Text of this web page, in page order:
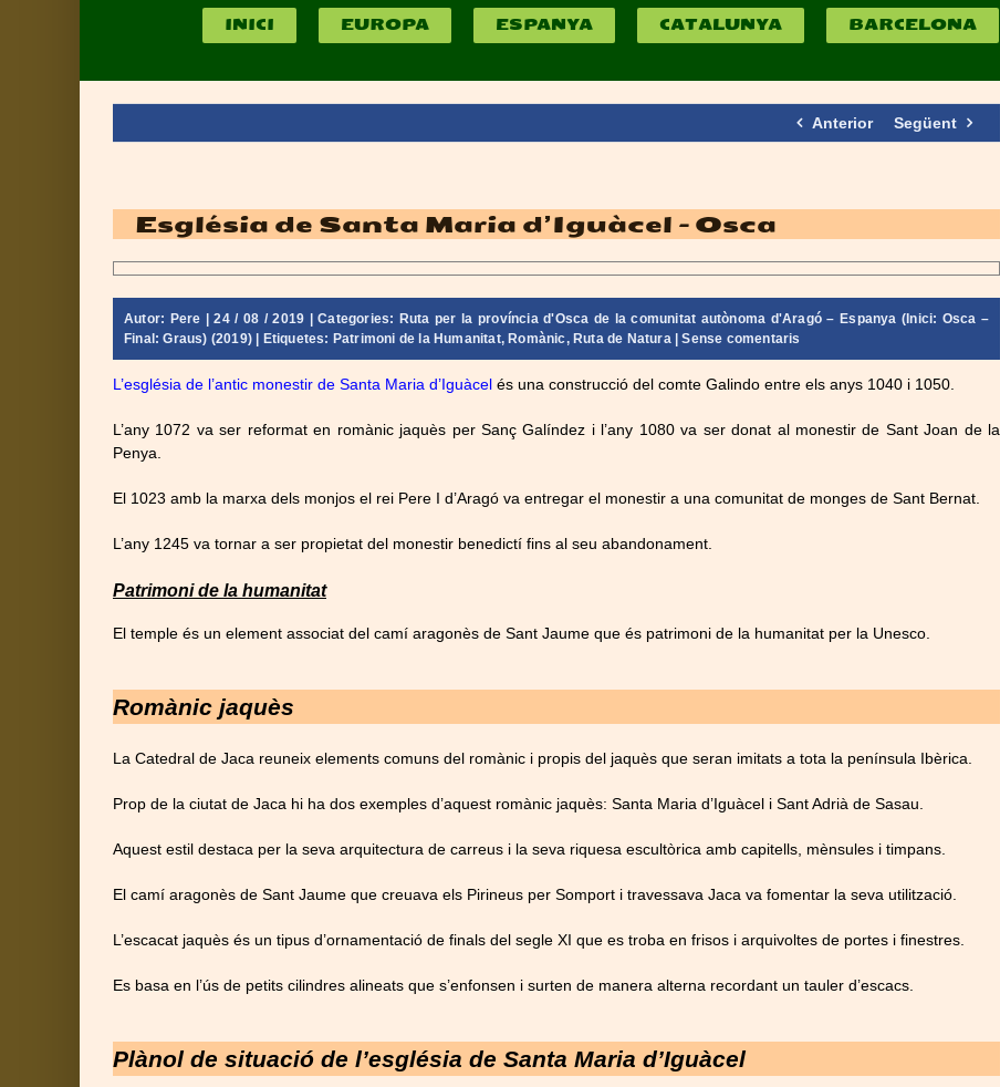
INICI EUROPA ESPANYA CATALUNYA BARCELONA
Anterior Següent
Església de Santa Maria d’Iguàcel – Osca
Autor: Pere | 24 / 08 / 2019 | Categories: Ruta per la província d'Osca de la comunitat autònoma d'Aragó – Espanya (Inici: Osca –
Final: Graus) (2019) | Etiquetes: Patrimoni de la Humanitat, Romànic, Ruta de Natura|Sense comentaris
L’església de l’antic monestir de Santa Maria d’Iguàcel és una construcció del comte Galindo entre els anys 1040 i 1050.
L’any 1072 va ser reformat en romànic jaquès per Sanç Galíndez i l’any 1080 va ser donat al monestir de Sant Joan de la
Penya.
El 1023 amb la marxa dels monjos el rei Pere I d’Aragó va entregar el monestir a una comunitat de monges de Sant Bernat.
L’any 1245 va tornar a ser propietat del monestir benedictí fins al seu abandonament.
Patrimoni de la humanitat
El temple és un element associat del camí aragonès de Sant Jaume que és patrimoni de la humanitat per la Unesco.
Romànic jaquès
La Catedral de Jaca reuneix elements comuns del romànic i propis del jaquès que seran imitats a tota la península Ibèrica.
Prop de la ciutat de Jaca hi ha dos exemples d’aquest romànic jaquès: Santa Maria d’Iguàcel i Sant Adrià de Sasau.
Aquest estil destaca per la seva arquitectura de carreus i la seva riquesa escultòrica amb capitells, mènsules i timpans.
El camí aragonès de Sant Jaume que creuava els Pirineus per Somport i travessava Jaca va fomentar la seva utilització.
L’escacat jaquès és un tipus d’ornamentació de finals del segle XI que es troba en frisos i arquivoltes de portes i finestres.
Es basa en l’ús de petits cilindres alineats que s’enfonsen i surten de manera alterna recordant un tauler d’escacs.
Plànol de situació de l’església de Santa Maria d’Iguàcel